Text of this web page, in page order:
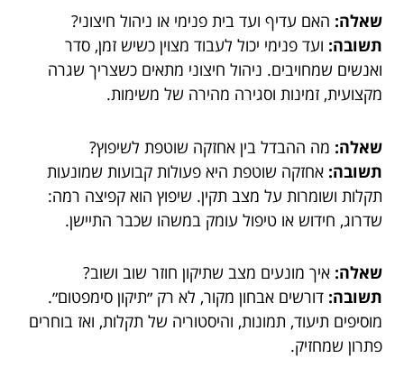
שאלה: האם עדיף ועד בית פנימי או ניהול חיצוני?
תשובה: ועד פנימי יכול לעבוד מצוין כשיש זמן, סדר
ואנשים שמחויבים. ניהול חיצוני מתאים כשצריך שגרה
מקצועית, זמינות וסגירה מהירה של משימות.
שאלה: מה ההבדל בין אחזקה שוטפת לשיפוץ?
תשובה: אחזקה שוטפת היא פעולות קבועות שמונעות
תקלות ושומרות על מצב תקין. שיפוץ הוא קפיצה רמה:
שדרוג, חידוש או טיפול עומק במשהו שכבר התיישן.
שאלה: איך מונעים מצב שתיקון חוזר שוב ושוב?
תשובה: דורשים אבחון מקור, לא רק ״תיקון סימפטום״.
מוסיפים תיעוד, תמונות, והיסטוריה של תקלות, ואז בוחרים
פתרון שמחזיק.